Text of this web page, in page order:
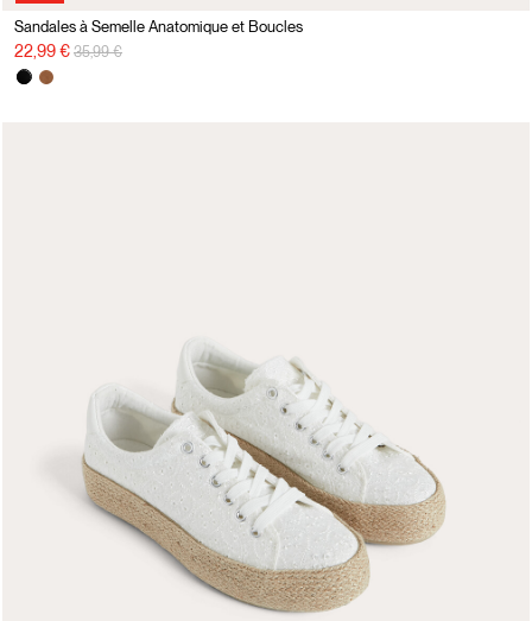
Sandales à Semelle Anatomique et Boucles
22,99 € Prix réduit de
35,99 €à